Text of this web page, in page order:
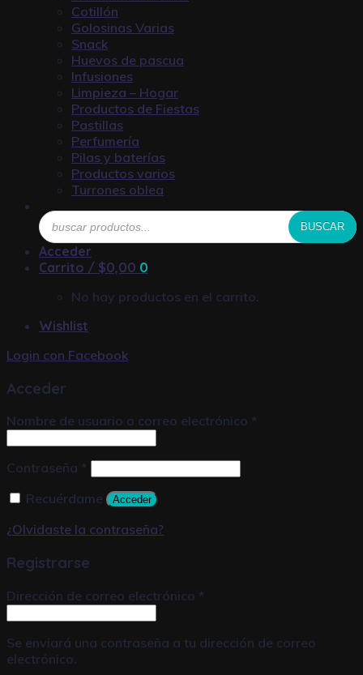
Cotillón
Golosinas Varias
Snack
Huevos de pascua
Infusiones
Limpieza – Hogar
Productos de Fiestas
Pastillas
Perfumería
Pilas y baterías
Productos varios
Turrones oblea
Búsqueda
de
productos
BUSCAR
Acceder
Carrito / $0,00 0
No hay productos en el carrito.
Wishlist
Login con Facebook
Acceder
Nombre de usuario o correo electrónico *
Contraseña *
Recuérdame
Acceder
¿Olvidaste la contraseña?
Registrarse
Dirección de correo electrónico *
Se enviará una contraseña a tu dirección de correo
electrónico.